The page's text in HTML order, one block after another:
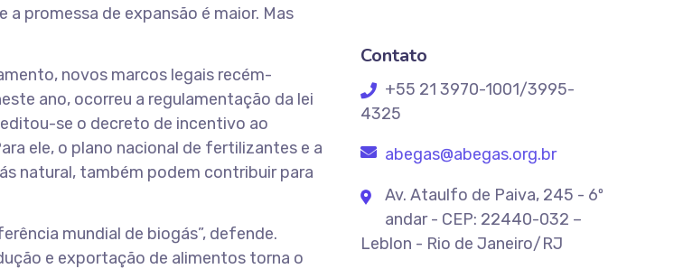
promessa de expansão é maior. Mas
novos marcos legais recém-
ano, ocorreu a regulamentação da lei
se o decreto de incentivo ao
ele, o plano nacional de fertilizantes e a
natural, também podem contribuir para
mundial de biogás”, defende.
e exportação de alimentos torna o
Contato
+55 21 3970-1001/3995-
4325
abegas@abegas.org.br
Av. Ataulfo de Paiva, 245 - 6º
andar - CEP: 22440-032 –
Leblon - Rio de Janeiro/RJ